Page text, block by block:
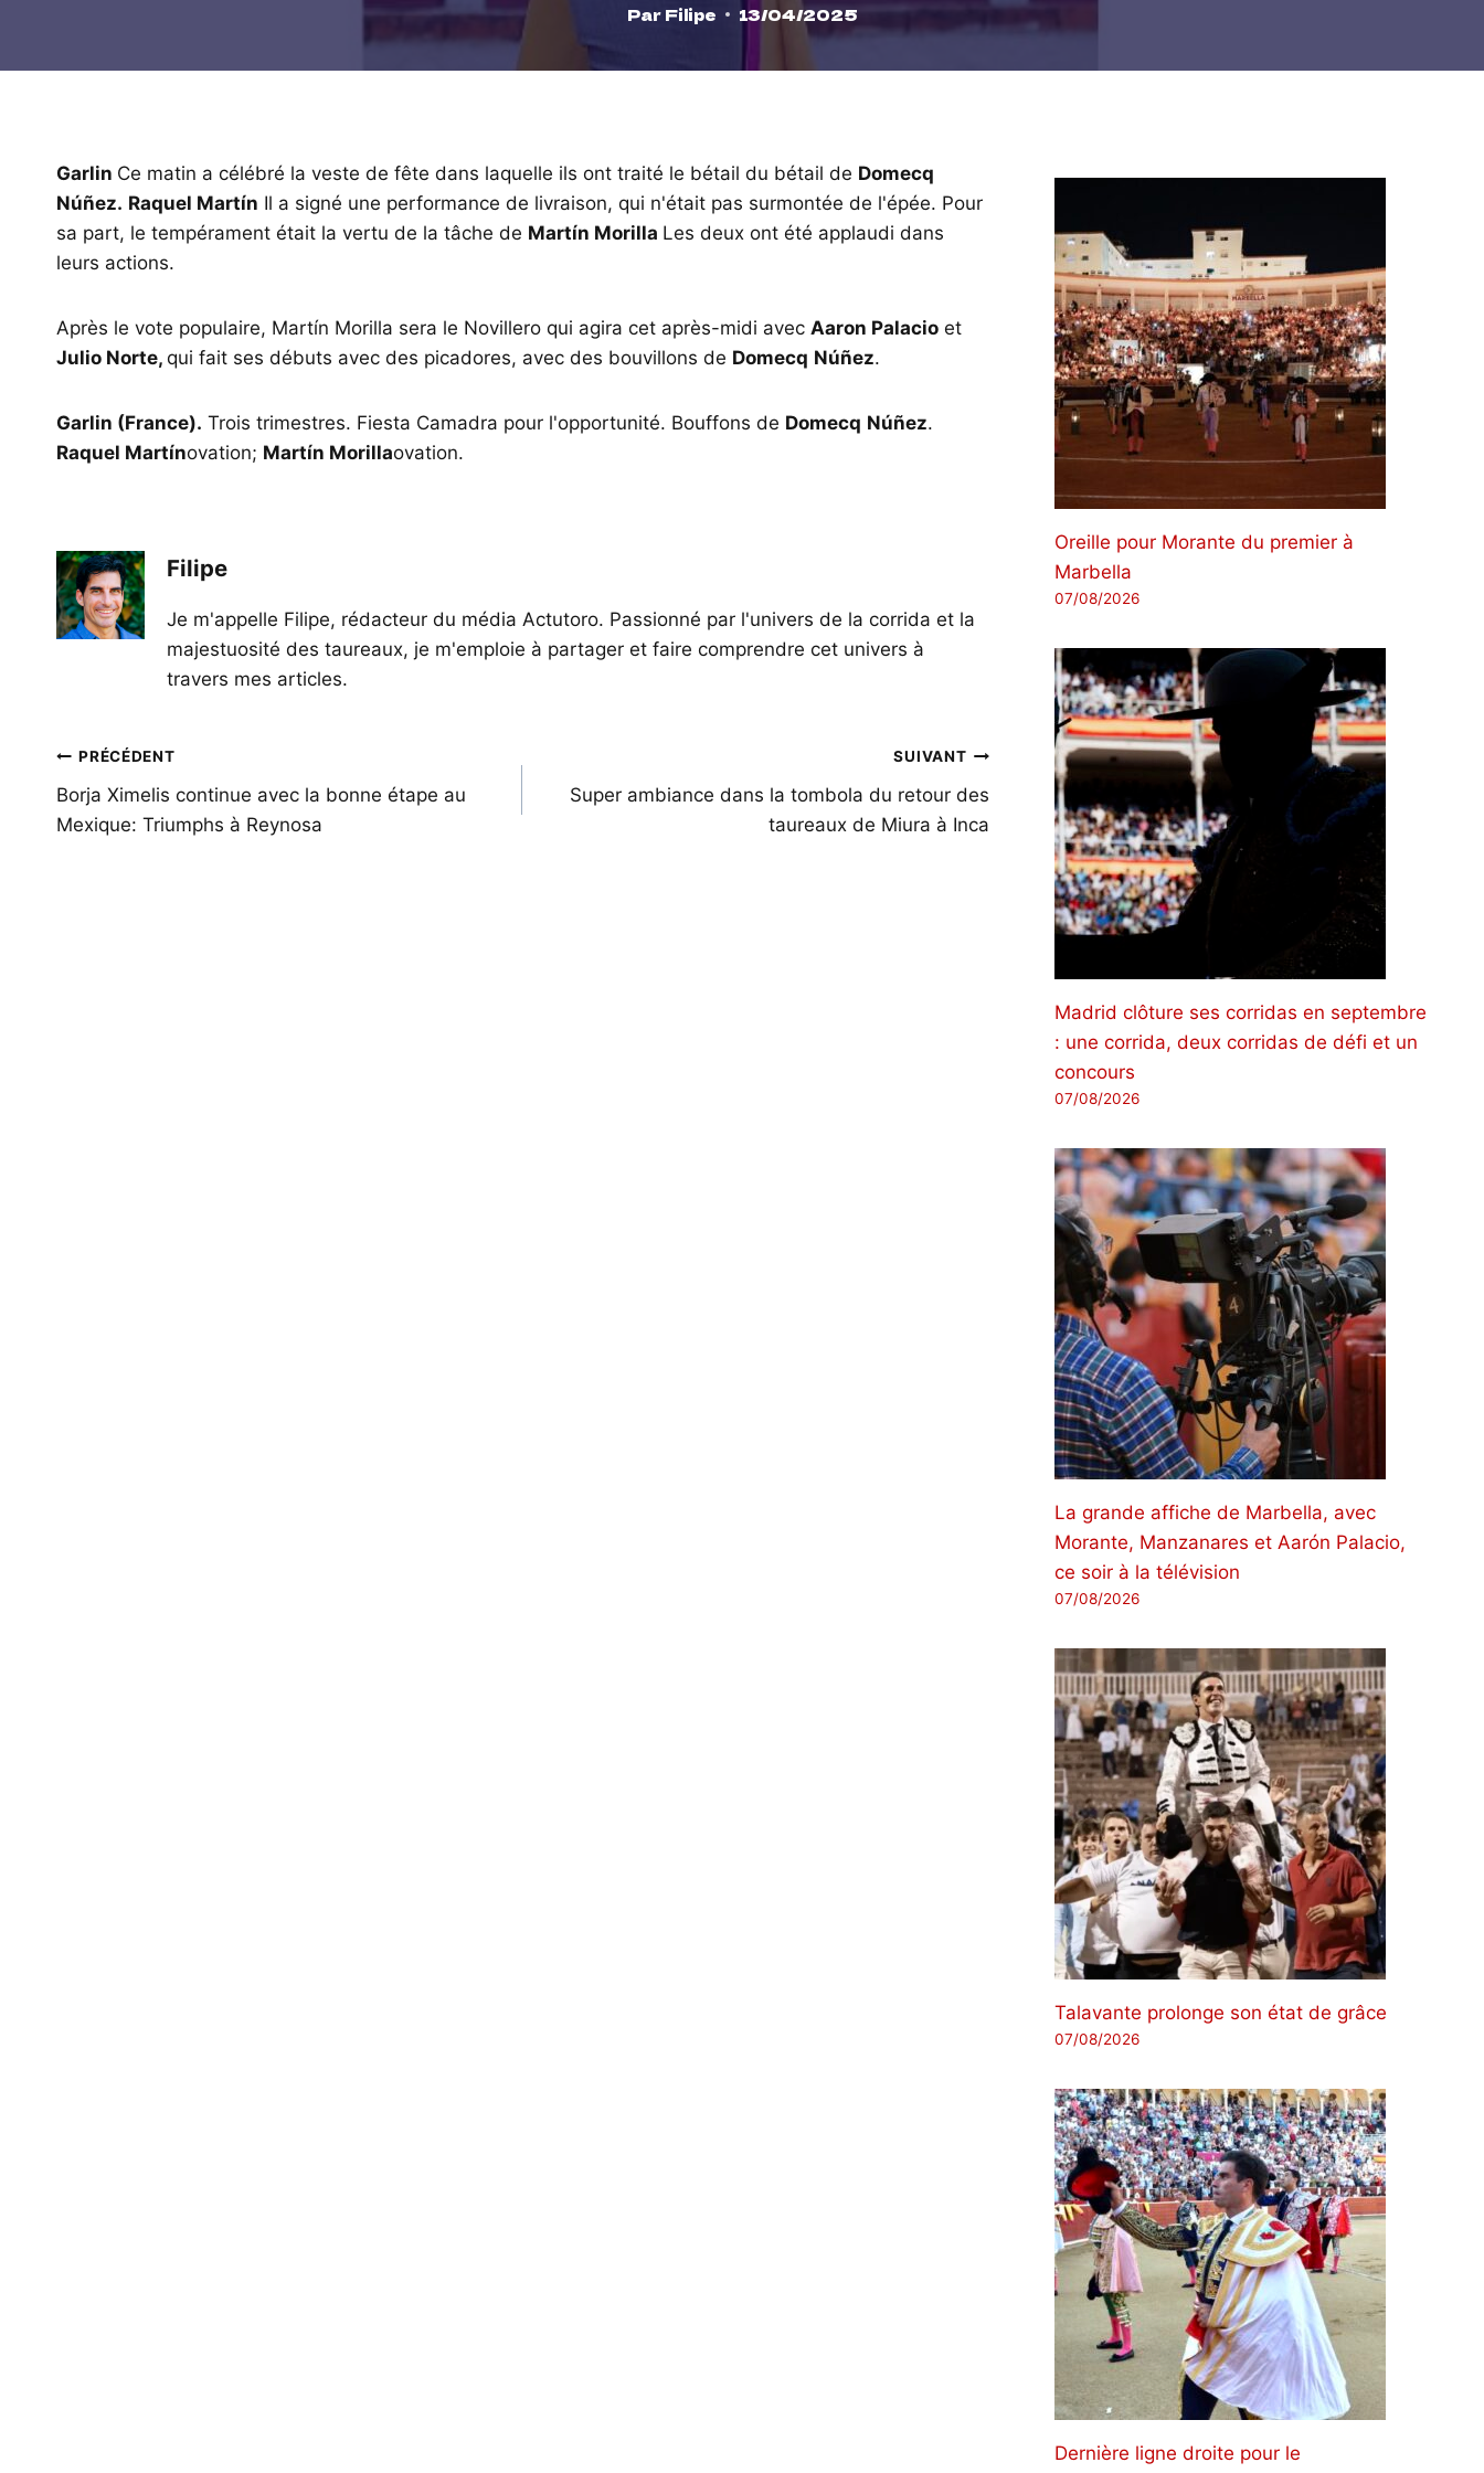
Par Filipe 13/04/2025
Garlin Ce matin a célébré la veste de fête dans laquelle ils ont traité le bétail du bétail de Domecq
Núñez. Raquel Martín Il a signé une performance de livraison, qui n'était pas surmontée de l'épée. Pour
sa part, le tempérament était la vertu de la tâche de Martín Morilla Les deux ont été applaudi dans
leurs actions.
Après le vote populaire, Martín Morilla sera le Novillero qui agira cet après-midi avec Aaron Palacio et
Julio Norte, qui fait ses débuts avec des picadores, avec des bouvillons de Domecq Núñez.
Garlin (France). Trois trimestres. Fiesta Camadra pour l'opportunité. Bouffons de Domecq Núñez.
Raquel Martínovation; Martín Morillaovation.
Filipe
Je m'appelle Filipe, rédacteur du média Actutoro. Passionné par l'univers de la corrida et la
majestuosité des taureaux, je m'emploie à partager et faire comprendre cet univers à
travers mes articles.
Navigation
de
l’article
PRÉCÉDENT
Borja Ximelis continue avec la bonne étape au
Mexique: Triumphs à Reynosa
SUIVANT
Super ambiance dans la tombola du retour des
taureaux de Miura à Inca
Oreille pour Morante du premier à
Marbella
07/08/2026
Madrid clôture ses corridas en septembre
: une corrida, deux corridas de défi et un
concours
07/08/2026
La grande affiche de Marbella, avec
Morante, Manzanares et Aarón Palacio,
ce soir à la télévision
07/08/2026
Talavante prolonge son état de grâce
07/08/2026
Dernière ligne droite pour le